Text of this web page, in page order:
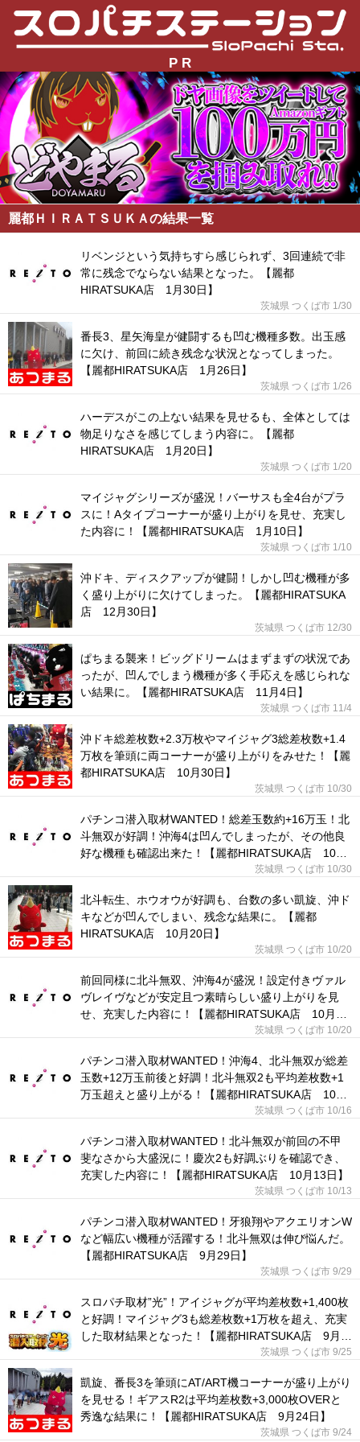
P R
麗都ＨＩＲＡＴＳＵＫＡの結果一覧
リベンジという気持ちすら感じられず、3回連続で非
常に残念でならない結果となった。【麗都
HIRATSUKA店 1月30日】
茨城県 つくば市 1/30
番長3、星矢海皇が健闘するも凹む機種多数。出玉感
に欠け、前回に続き残念な状況となってしまった。
【麗都HIRATSUKA店 1月26日】
茨城県 つくば市 1/26
ハーデスがこの上ない結果を見せるも、全体としては
物足りなさを感じてしまう内容に。【麗都
HIRATSUKA店 1月20日】
茨城県 つくば市 1/20
マイジャグシリーズが盛況！バーサスも全4台がプラ
スに！Aタイプコーナーが盛り上がりを見せ、充実し
た内容に！【麗都HIRATSUKA店 1月10日】
茨城県 つくば市 1/10
沖ドキ、ディスクアップが健闘！しかし凹む機種が多
く盛り上がりに欠けてしまった。【麗都HIRATSUKA
店 12月30日】
茨城県 つくば市 12/30
ぱちまる襲来！ビッグドリームはまずまずの状況であ
ったが、凹んでしまう機種が多く手応えを感じられな
い結果に。【麗都HIRATSUKA店 11月4日】
茨城県 つくば市 11/4
沖ドキ総差枚数+2.3万枚やマイジャグ3総差枚数+1.4
万枚を筆頭に両コーナーが盛り上がりをみせた！【麗
都HIRATSUKA店 10月30日】
茨城県 つくば市 10/30
パチンコ潜入取材WANTED！総差玉数約+16万玉！北
斗無双が好調！沖海4は凹んでしまったが、その他良
好な機種も確認出来た！【麗都HIRATSUKA店 10月
茨城県 つくば市 10/30
北斗転生、ホウオウが好調も、台数の多い凱旋、沖ド
キなどが凹んでしまい、残念な結果に。【麗都
HIRATSUKA店 10月20日】
茨城県 つくば市 10/20
前回同様に北斗無双、沖海4が盛況！設定付きヴァル
ヴレイヴなどが安定且つ素晴らしい盛り上がりを見
せ、充実した内容に！【麗都HIRATSUKA店 10月20
茨城県 つくば市 10/20
パチンコ潜入取材WANTED！沖海4、北斗無双が総差
玉数+12万玉前後と好調！北斗無双2も平均差枚数+1
万玉超えと盛り上がる！【麗都HIRATSUKA店 10月
茨城県 つくば市 10/16
パチンコ潜入取材WANTED！北斗無双が前回の不甲
斐なさから大盛況に！慶次2も好調ぶりを確認でき、
充実した内容に！【麗都HIRATSUKA店 10月13日】
茨城県 つくば市 10/13
パチンコ潜入取材WANTED！牙狼翔やアクエリオンW
など幅広い機種が活躍する！北斗無双は伸び悩んだ。
【麗都HIRATSUKA店 9月29日】
茨城県 つくば市 9/29
スロパチ取材”光”！アイジャグが平均差枚数+1,400枚
と好調！マイジャグ3も総差枚数+1万枚を超え、充実
した取材結果となった！【麗都HIRATSUKA店 9月
茨城県 つくば市 9/25
凱旋、番長3を筆頭にAT/ART機コーナーが盛り上がり
を見せる！ギアスR2は平均差枚数+3,000枚OVERと
秀逸な結果に！【麗都HIRATSUKA店 9月24日】
茨城県 つくば市 9/24